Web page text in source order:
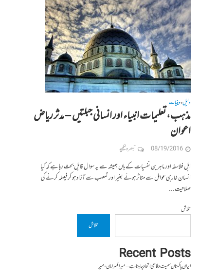
دلیل•دینیات
مذہب، تعلیمات انبیاء اور انسانی جبلتیں – مدثر ریاض
اعوان
08/19/2016 تبصرہ لکھیے
اہل فلاسفہ اور ماہرین نفسیات کے ہاں ہمیشہ سے یہ سوال قابل بحث رہا ہے کہ کیا
انسان خارجی عوامل سے متاثر ہوئے بغیر اور تعصب سے آزاد ہو کرفیصلہ کرنے کی
صلاحیت...
تلاش
تلاش
Recent Posts
ایران پاکستان سمیت دفاعی اتحاد چاہتا ہے – میر افسر امان،میر